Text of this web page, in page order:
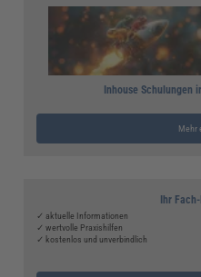
Inhouse Schulungen
Mehr
Ihr
✓ aktuelle Informationen
✓ wertvolle Praxishilfen
✓ kostenlos und unverbindlich